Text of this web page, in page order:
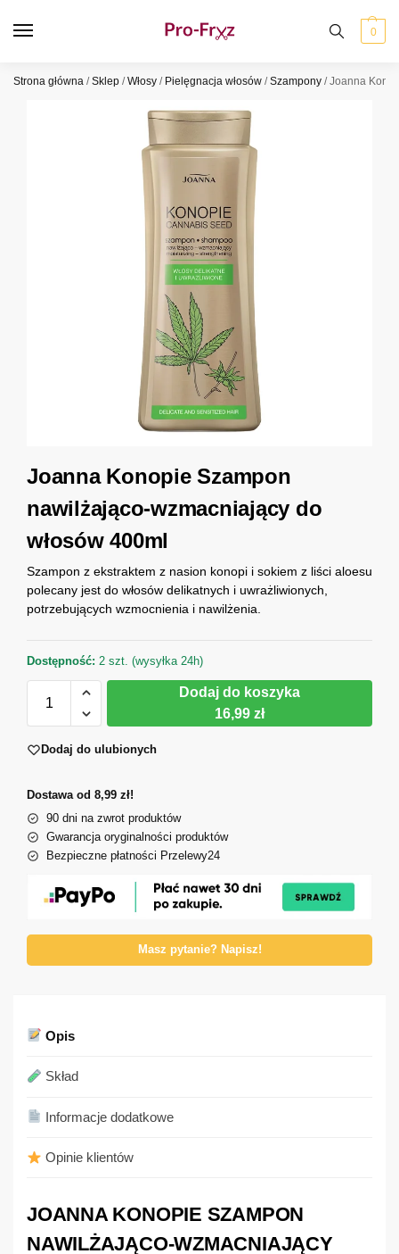
0
Strona główna /Sklep /Włosy / Pielęgnacja włosów /Szampony /Joanna
Joanna Konopie Szampon
nawilżająco-wzmacniający do
włosów 400ml
Szampon z ekstraktem z nasion konopi i sokiem z liści aloesu
polecany jest do włosów delikatnych i uwrażliwionych,
potrzebujących wzmocnienia i nawilżenia.
Dostępność: 2 szt. (wysyłka 24h)
Dodaj do koszyka
16,99 zł
Dodaj do ulubionych
Dostawa od 8,99 zł!
90 dni na zwrot produktów
Gwarancja oryginalności produktów
Bezpieczne płatności Przelewy24
Masz pytanie? Napisz!
Opis
Skład
Informacje dodatkowe
Opinie klientów
JOANNA KONOPIE SZAMPON
NAWILŻAJĄCO-WZMACNIAJĄCY